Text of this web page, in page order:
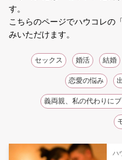
す。
こちらのページでハウコレの
みいただけます。
セックス 婚活 結婚
恋愛の悩み
義両親、私の代わりに
ハ